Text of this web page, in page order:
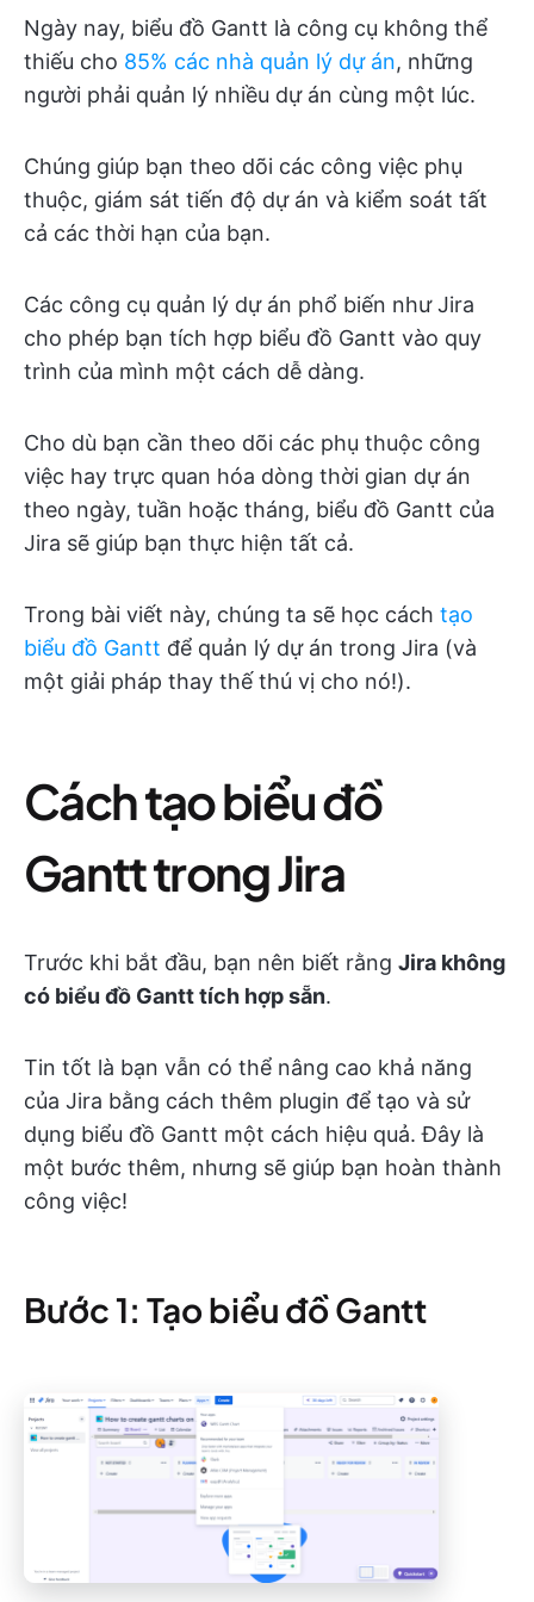
Ngày nay, biểu đồ Gantt là công cụ không thể
thiếu cho 85% các nhà quản lý dự án, những
người phải quản lý nhiều dự án cùng một lúc.
Chúng giúp bạn theo dõi các công việc phụ
thuộc, giám sát tiến độ dự án và kiểm soát tất
cả các thời hạn của bạn.
Các công cụ quản lý dự án phổ biến như Jira
cho phép bạn tích hợp biểu đồ Gantt vào quy
trình của mình một cách dễ dàng.
Cho dù bạn cần theo dõi các phụ thuộc công
việc hay trực quan hóa dòng thời gian dự án
theo ngày, tuần hoặc tháng, biểu đồ Gantt của
Jira sẽ giúp bạn thực hiện tất cả.
Trong bài viết này, chúng ta sẽ học cách tạo
biểu đồ Gantt để quản lý dự án trong Jira (và
một giải pháp thay thế thú vị cho nó!).
Cách tạo biểu đồ
Gantt trong Jira
Trước khi bắt đầu, bạn nên biết rằng Jira không
có biểu đồ Gantt tích hợp sẵn.
Tin tốt là bạn vẫn có thể nâng cao khả năng
của Jira bằng cách thêm plugin để tạo và sử
dụng biểu đồ Gantt một cách hiệu quả. Đây là
một bước thêm, nhưng sẽ giúp bạn hoàn thành
công việc!
Bước 1: Tạo biểu đồ Gantt